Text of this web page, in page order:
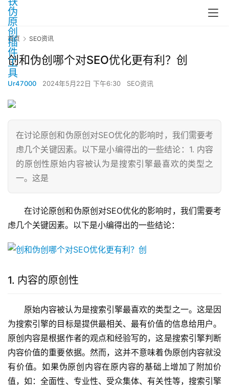
首页 SEO资讯
创和伪创哪个对SEO优化更有利？创
Ur47000 2024年5月22日 下午6:30 SEO资讯
在讨论原创和伪原创对SEO优化的影响时，我们需要考
虑几个关键因素。以下是小编得出的一些结论：1. 内容
的原创性原始内容被认为是搜索引擎最喜欢的类型之
一。这是
在讨论原创和伪原创对SEO优化的影响时，我们需要考
虑几个关键因素。以下是小编得出的一些结论：
1. 内容的原创性
原始内容被认为是搜索引擎最喜欢的类型之一。这是因
为搜索引擎的目标是提供最相关、最有价值的信息给用户。
原创内容是根据作者的观点和经验写的，这是搜索引擎判断
内容价值的重要依据。然而，这并不意味着伪原创内容就没
有价值。如果伪原创内容在原内容的基础上增加了附加价
值，如：全面性、专业性、受众集体、有关性等，搜索引擎